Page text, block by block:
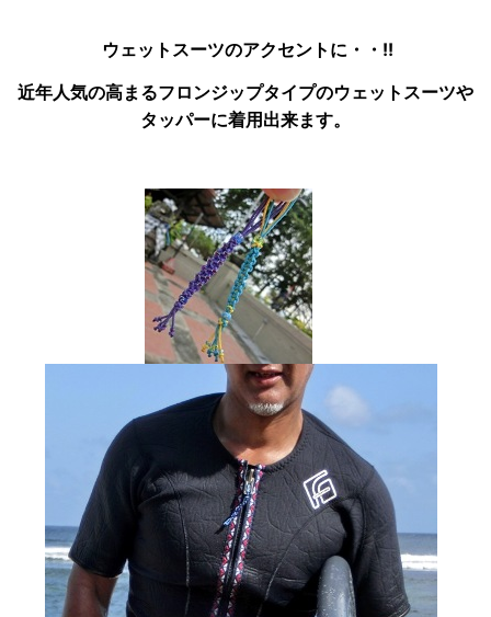
ウェットスーツのアクセントに・・!!
近年人気の高まるフロンジップタイプのウェットスーツや
タッパーに着用出来ます。